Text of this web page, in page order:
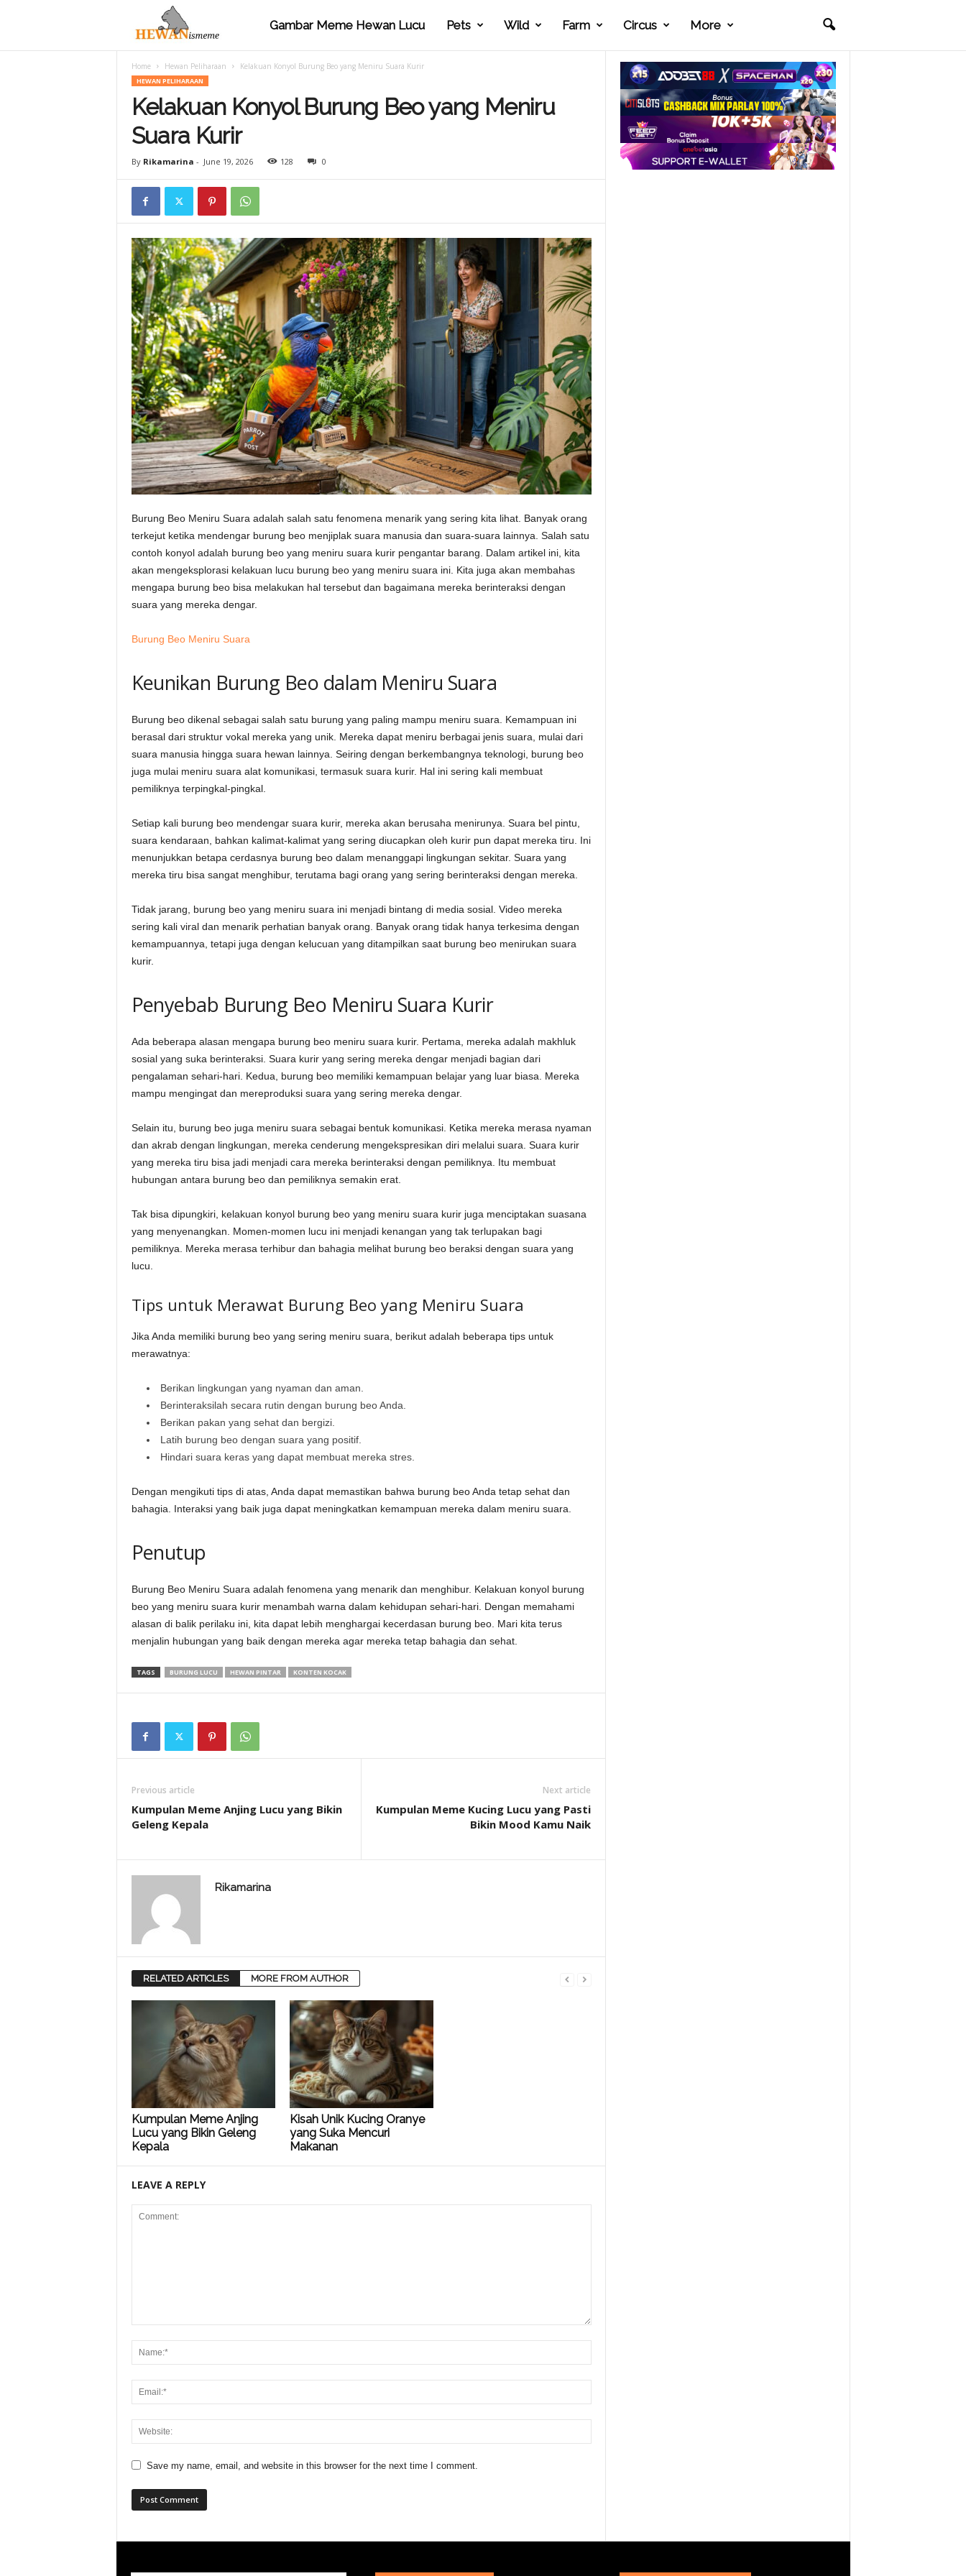
H
e
w
a
n
Gambar Meme Hewan Lucu Pets Wild Farm Circus More
Home Hewan Peliharaan Kelakuan Konyol Burung Beo yang Meniru Suara Kurir
HEWAN PELIHARAAN
Kelakuan Konyol Burung Beo yang Meniru
Suara Kurir
By Rikamarina - June 19, 2026 128 0
Burung Beo Meniru Suara adalah salah satu fenomena menarik yang sering kita lihat. Banyak orang
terkejut ketika mendengar burung beo menjiplak suara manusia dan suara-suara lainnya. Salah satu
contoh konyol adalah burung beo yang meniru suara kurir pengantar barang. Dalam artikel ini, kita
akan mengeksplorasi kelakuan lucu burung beo yang meniru suara ini. Kita juga akan membahas
mengapa burung beo bisa melakukan hal tersebut dan bagaimana mereka berinteraksi dengan
suara yang mereka dengar.
Burung Beo Meniru Suara
Keunikan Burung Beo dalam Meniru Suara
Burung beo dikenal sebagai salah satu burung yang paling mampu meniru suara. Kemampuan ini
berasal dari struktur vokal mereka yang unik. Mereka dapat meniru berbagai jenis suara, mulai dari
suara manusia hingga suara hewan lainnya. Seiring dengan berkembangnya teknologi, burung beo
juga mulai meniru suara alat komunikasi, termasuk suara kurir. Hal ini sering kali membuat
pemiliknya terpingkal-pingkal.
Setiap kali burung beo mendengar suara kurir, mereka akan berusaha menirunya. Suara bel pintu,
suara kendaraan, bahkan kalimat-kalimat yang sering diucapkan oleh kurir pun dapat mereka tiru. Ini
menunjukkan betapa cerdasnya burung beo dalam menanggapi lingkungan sekitar. Suara yang
mereka tiru bisa sangat menghibur, terutama bagi orang yang sering berinteraksi dengan mereka.
Tidak jarang, burung beo yang meniru suara ini menjadi bintang di media sosial. Video mereka
sering kali viral dan menarik perhatian banyak orang. Banyak orang tidak hanya terkesima dengan
kemampuannya, tetapi juga dengan kelucuan yang ditampilkan saat burung beo menirukan suara
kurir.
Penyebab Burung Beo Meniru Suara Kurir
Ada beberapa alasan mengapa burung beo meniru suara kurir. Pertama, mereka adalah makhluk
sosial yang suka berinteraksi. Suara kurir yang sering mereka dengar menjadi bagian dari
pengalaman sehari-hari. Kedua, burung beo memiliki kemampuan belajar yang luar biasa. Mereka
mampu mengingat dan mereproduksi suara yang sering mereka dengar.
Selain itu, burung beo juga meniru suara sebagai bentuk komunikasi. Ketika mereka merasa nyaman
dan akrab dengan lingkungan, mereka cenderung mengekspresikan diri melalui suara. Suara kurir
yang mereka tiru bisa jadi menjadi cara mereka berinteraksi dengan pemiliknya. Itu membuat
hubungan antara burung beo dan pemiliknya semakin erat.
Tak bisa dipungkiri, kelakuan konyol burung beo yang meniru suara kurir juga menciptakan suasana
yang menyenangkan. Momen-momen lucu ini menjadi kenangan yang tak terlupakan bagi
pemiliknya. Mereka merasa terhibur dan bahagia melihat burung beo beraksi dengan suara yang
lucu.
Tips untuk Merawat Burung Beo yang Meniru Suara
Jika Anda memiliki burung beo yang sering meniru suara, berikut adalah beberapa tips untuk
merawatnya:
Berikan lingkungan yang nyaman dan aman.
Berinteraksilah secara rutin dengan burung beo Anda.
Berikan pakan yang sehat dan bergizi.
Latih burung beo dengan suara yang positif.
Hindari suara keras yang dapat membuat mereka stres.
Dengan mengikuti tips di atas, Anda dapat memastikan bahwa burung beo Anda tetap sehat dan
bahagia. Interaksi yang baik juga dapat meningkatkan kemampuan mereka dalam meniru suara.
Penutup
Burung Beo Meniru Suara adalah fenomena yang menarik dan menghibur. Kelakuan konyol burung
beo yang meniru suara kurir menambah warna dalam kehidupan sehari-hari. Dengan memahami
alasan di balik perilaku ini, kita dapat lebih menghargai kecerdasan burung beo. Mari kita terus
menjalin hubungan yang baik dengan mereka agar mereka tetap bahagia dan sehat.
TAGS BURUNG LUCU HEWAN PINTAR KONTEN KOCAK
Previous article
Kumpulan Meme Anjing Lucu yang Bikin
Geleng Kepala
Next article
Kumpulan Meme Kucing Lucu yang Pasti
Bikin Mood Kamu Naik
Rikamarina
RELATED ARTICLES MORE FROM AUTHOR
Kumpulan Meme Anjing
Lucu yang Bikin Geleng
Kepala
Kisah Unik Kucing Oranye
yang Suka Mencuri
Makanan
LEAVE A REPLY
Save my name, email, and website in this browser for the next time I comment.